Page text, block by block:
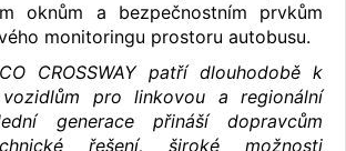
oknům a bezpečnostním prvkům
monitoringu prostoru autobusu.
CROSSWAY patří dlouhodobě k
vozidlům pro linkovou a regionální
generace přináší dopravcům
řešení, široké možnosti